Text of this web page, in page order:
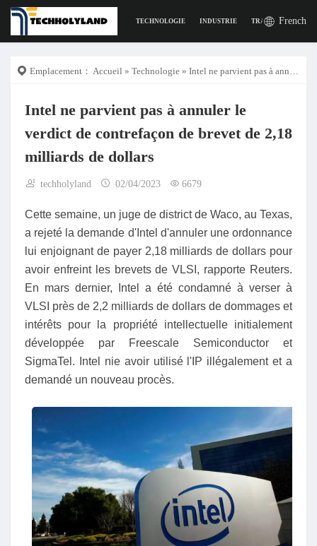
TECHNOLOGIE INDUSTRIE TRAVAIL LA
French
Emplacement： Accueil » Technologie » Intel ne parvient pas à annuler le verdict de contrefaçon de brevet de 2,18 milliards de dollars
Intel ne parvient pas à annuler le
verdict de contrefaçon de brevet de 2,18
milliards de dollars
techholyland 02/04/2023 6679
Cette semaine, un juge de district de Waco, au Texas,
a rejeté la demande d'Intel d'annuler une ordonnance
lui enjoignant de payer 2,18 milliards de dollars pour
avoir enfreint les brevets de VLSI, rapporte Reuters.
En mars dernier, Intel a été condamné à verser à
VLSI près de 2,2 milliards de dollars de dommages et
intérêts pour la propriété intellectuelle initialement
développée par Freescale Semiconductor et
SigmaTel. Intel nie avoir utilisé l'IP illégalement et a
demandé un nouveau procès.